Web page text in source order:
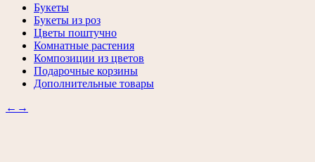
Букеты
Букеты из роз
Цветы поштучно
Комнатные растения
Композиции из цветов
Подарочные корзины
Дополнительные товары
← →